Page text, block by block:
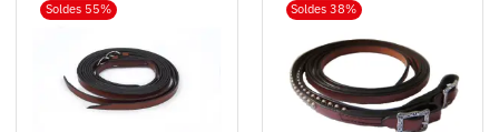
Soldes 55% Soldes 38%